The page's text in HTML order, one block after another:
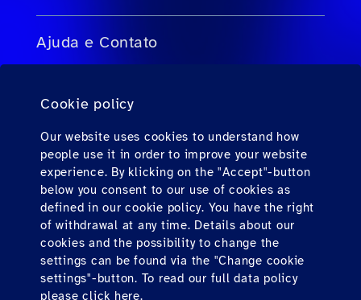
Cookie policy
Our website uses cookies to understand how
people use it in order to improve your website
experience. By klicking on the "Accept"-button
below you consent to our use of cookies as
defined in our cookie policy. You have the right
of withdrawal at any time. Details about our
cookies and the possibility to change the
settings can be found via the "Change cookie
settings"-button. To read our full data policy
pleaseclick here.
Ajuda e Contato
FAQs para passageiros privados
Contato
Downloads
Find us here